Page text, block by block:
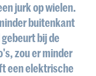
jurk op wielen.
buitenkant
bij de
zou er minder
een elektrische